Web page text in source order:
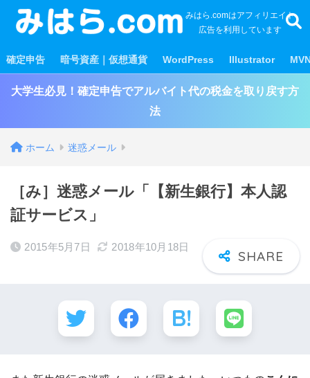
みはら.comはアフィリエイト
広告を利用しています
確定申告 暗号資産｜仮想通貨 WordPress Illustrator
大学生必見！確定申告でアルバイト代の税金を取り戻す方
法
ホーム 迷惑メール
［み］迷惑メール「【新生銀行】本人認
証サービス」
2015年5月7日 2018年10月18日